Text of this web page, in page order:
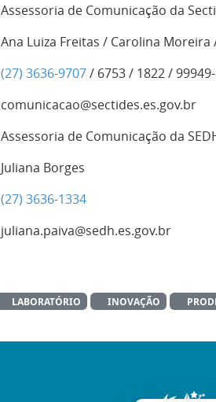
Assessoria de Comunicação da
Ana Luiza Freitas / Carolina
(27) 3636-9707/ 6753 / 1822 /
comunicacao@sectides.es.gov.br
Assessoria de Comunicação da
Juliana Borges
(27) 3636-1334
juliana.paiva@sedh.es.gov.br
LABORATÓRIO INOVAÇÃO